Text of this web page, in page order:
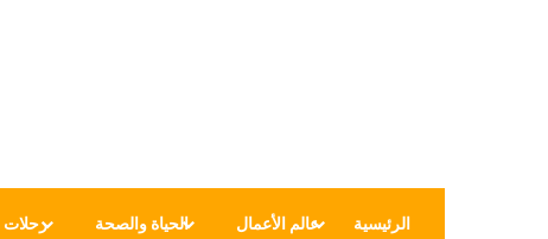
الرئيسية عالم الأعمال الحياة والصحة رحلات